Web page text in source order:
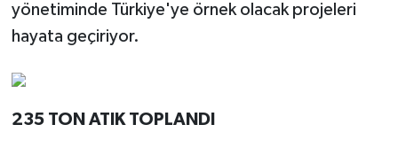
yönetiminde Türkiye'ye örnek olacak projeleri
hayata geçiriyor.
235 TON ATIK TOPLANDI